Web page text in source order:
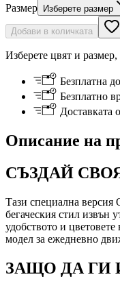
Размер
Изберете размер
Добави в количката
Изберете цвят и
Безплатна
Безплатно
Доставката
Описание на
СЪЗДАЙ
Тази специална версия
бегаческия стил извън
удобството и
модел за ежедневно
ЗАЩО ДА ГИ